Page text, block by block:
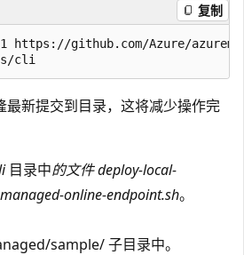
复制
github.com/Azure/azureml-
最新提交到目录，这将减少操作完
目录中的文件 deploy-local-
online-endpoint.sh。
sample/子目录中。